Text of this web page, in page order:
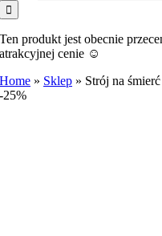
Ten produkt jest obecnie
atrakcyjnej cenie ☺️
Home » Sklep » Strój na śmierć
-25%